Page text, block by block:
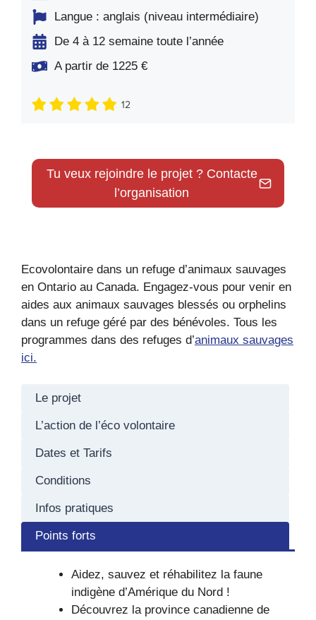
Langue : anglais (niveau intermédiaire)
De 4 à 12 semaine toute l’année
A partir de 1225 €
12
Tu veux rejoindre le projet ? Contacte
l’organisation
Ecovolontaire dans un refuge d’animaux sauvages
en Ontario au Canada. Engagez-vous pour venir en
aides aux animaux sauvages blessés ou orphelins
dans un refuge géré par des bénévoles. Tous les
programmes dans des refuges d’animaux sauvages
ici.
Le projet
L’action de l’éco volontaire
Dates et Tarifs
Conditions
Infos pratiques
Points forts
Aidez, sauvez et réhabilitez la faune
indigène d’Amérique du Nord !
Découvrez la province canadienne de